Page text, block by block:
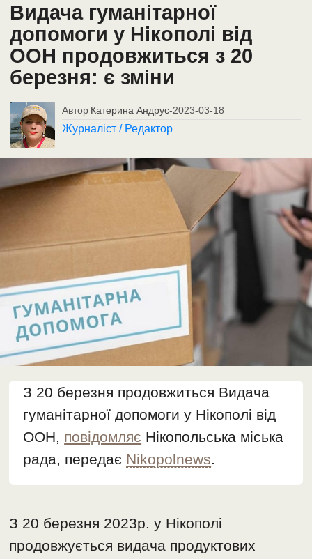
Видача гуманітарної
допомоги у Нікополі від
ООН продовжиться з 20
березня: є зміни
Автор Катерина Андрус-2023-03-18
Журналіст / Редактор
З 20 березня продовжиться Видача
гуманітарної допомоги у Нікополі від
ООН, повідомляє Нікопольська міська
рада, передає Nikopolnews.
З 20 березня 2023р. у Нікополі
продовжується видача продуктових